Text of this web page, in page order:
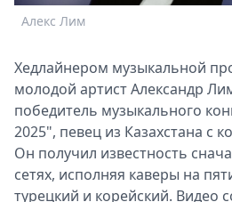
Алекс Лим
Хедлайнером музыкальной
молодой артист Александр
победитель музыкального
2025", певец из Казахстана с
Он получил известность
сетях, исполняя каверы на
турецкий и корейский. Видео